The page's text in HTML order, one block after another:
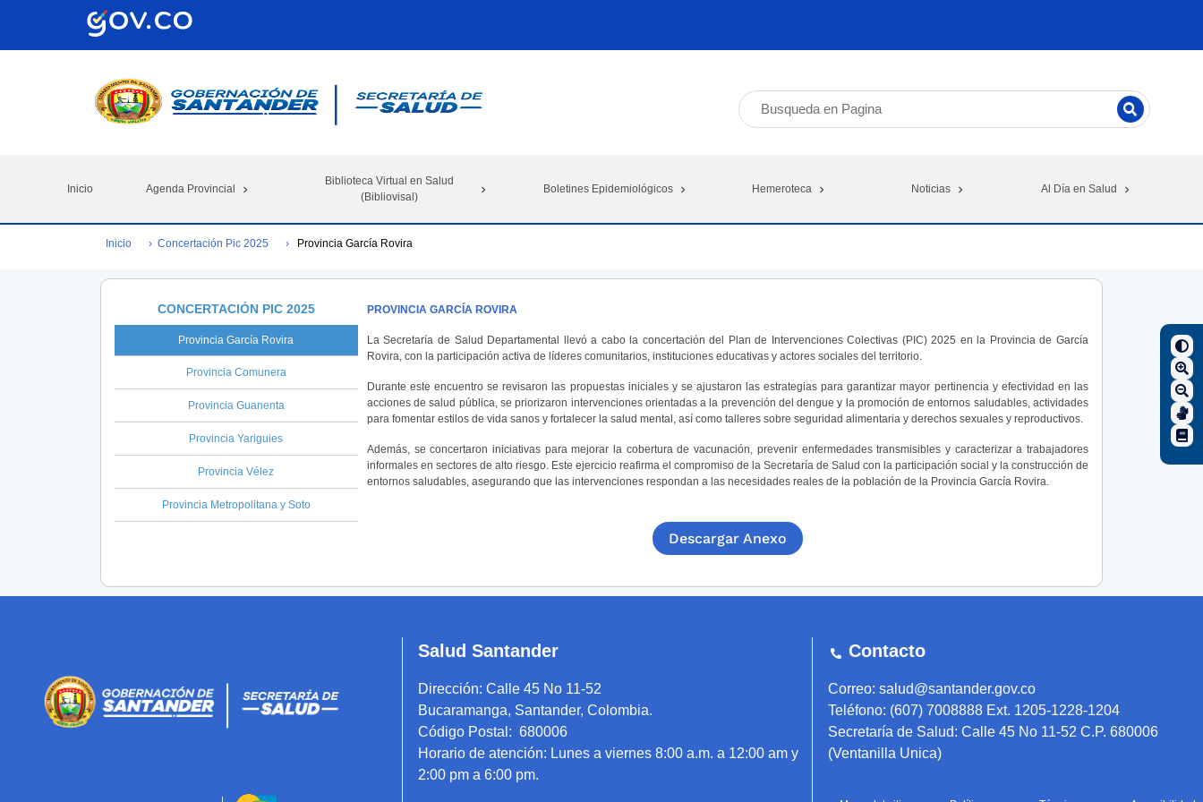
Inicio Agenda Provincial
Biblioteca Virtual en Salud
(Bibliovisal)
Boletines Epidemiológicos Hemeroteca Noticias Al Día en Salud
Inicio Concertación Pic 2025 Provincia García Rovira
CONCERTACIÓN PIC 2025
Provincia García Rovira
Provincia Comunera
Provincia Guanenta
Provincia Yariguies
Provincia Vélez
Provincia Metropolitana y Soto
PROVINCIA GARCÍA ROVIRA
La Secretaría de Salud Departamental llevó a cabo la concertación del Plan de Intervenciones Colectivas (PIC) 2025 en la Provincia de García
Rovira, con la participación activa de líderes comunitarios, instituciones educativas y actores sociales del territorio.
Durante este encuentro se revisaron las propuestas iniciales y se ajustaron las estrategias para garantizar mayor pertinencia y efectividad en las
acciones de salud pública, se priorizaron intervenciones orientadas a la prevención del dengue y la promoción de entornos saludables, actividades
para fomentar estilos de vida sanos y fortalecer la salud mental, así como talleres sobre seguridad alimentaria y derechos sexuales y reproductivos.
Además, se concertaron iniciativas para mejorar la cobertura de vacunación, prevenir enfermedades transmisibles y caracterizar a trabajadores
informales en sectores de alto riesgo. Este ejercicio reafirma el compromiso de la Secretaría de Salud con la participación social y la construcción de
entornos saludables, asegurando que las intervenciones respondan a las necesidades reales de la población de la Provincia García Rovira.
Descargar Anexo
Salud Santander
Dirección:Calle 45 No 11-52
Bucaramanga, Santander, Colombia.
Código Postal: 680006
Horario de atención: Lunes a viernes 8:00 a.m. a 12:00 am y
2:00 pm a 6:00 pm.
Contacto
Correo: salud@santander.gov.co
Teléfono: (607) 7008888 Ext. 1205-1228-1204
Secretaría de Salud: Calle 45 No 11-52 C.P. 680006
(Ventanilla Unica)